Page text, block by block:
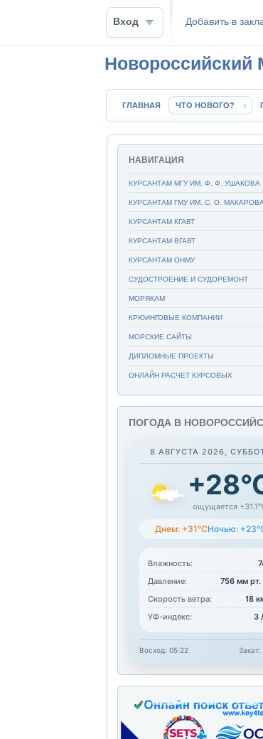
Вход Добавить в
Новороссийский
ГЛАВНАЯ ЧТО НОВОГО?
НАВИГАЦИЯ
КУРСАНТАМ МГУ ИМ. Ф. Ф. УШАКОВА
КУРСАНТАМ ГМУ ИМ. С. О. МАКАРОВА
КУРСАНТАМ КГАВТ
КУРСАНТАМ ВГАВТ
КУРСАНТАМ ОНМУ
СУДОСТРОЕНИЕ И СУДОРЕМОНТ
МОРЯКАМ
КРЮИНГОВЫЕ КОМПАНИИ
МОРСКИЕ САЙТЫ
ДИПЛОМНЫЕ ПРОЕКТЫ
ОНЛАЙН РАСЧЕТ КУРСОВЫХ
ПОГОДА В
8 АВГУСТА 2026,
ощущается
Днем: +31°CНочью:
Влажность:
Давление:
756 мм рт.
Скорость ветра:
18
УФ-индекс:
3
Восход: 05:22